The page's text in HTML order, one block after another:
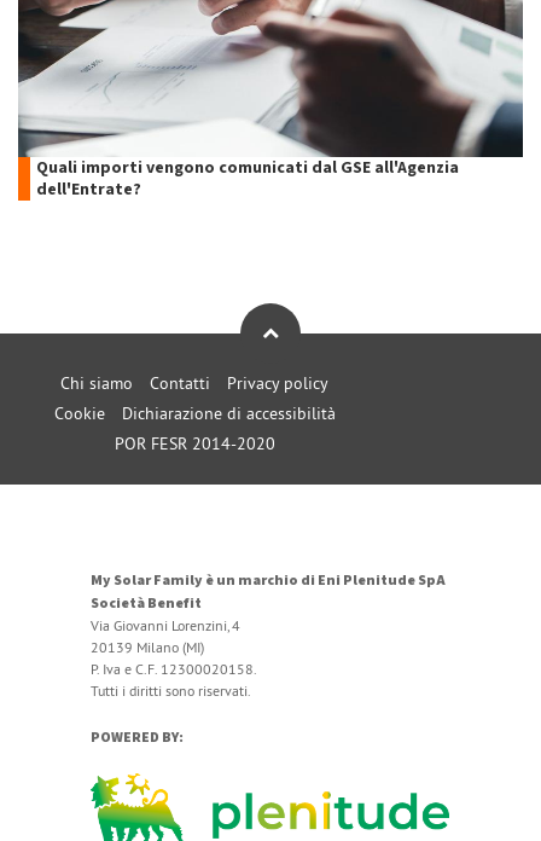
Quali importi vengono comunicati dal GSE all'Agenzia
dell'Entrate?
Chi siamo Contatti
Privacy policy
Cookie
Dichiarazione di accessibilità
POR FESR 2014-2020
My Solar Family è un marchio di Eni Plenitude SpA
Società Benefit
Via Giovanni Lorenzini, 4
20139 Milano (MI)
P. Iva e C.F. 12300020158.
Tutti i diritti sono riservati.
POWERED BY: